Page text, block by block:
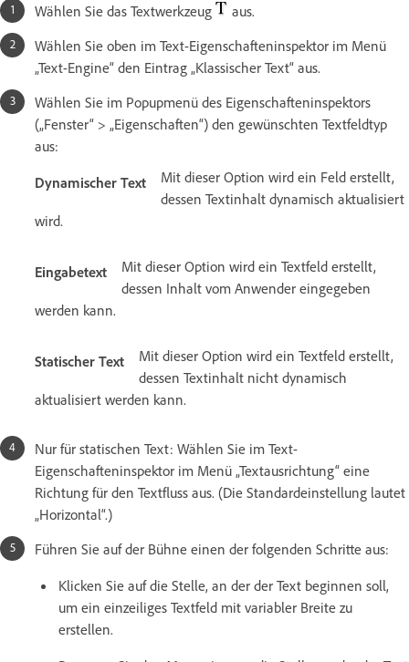
Wählen Sie das Textwerkzeug
aus.
Wählen Sie oben im Text-Eigenschafteninspektor im Menü
„Text-Engine“ den Eintrag „Klassischer Text“ aus.
Wählen Sie im Popupmenü des Eigenschafteninspektors
(„Fenster“ > „Eigenschaften“) den gewünschten Textfeldtyp
aus:
Dynamischer Text
Mit dieser Option wird ein Feld erstellt,
dessen Textinhalt dynamisch aktualisiert
wird.
Eingabetext
Mit dieser Option wird ein Textfeld erstellt,
dessen Inhalt vom Anwender eingegeben
werden kann.
Statischer Text
Mit dieser Option wird ein Textfeld erstellt,
dessen Textinhalt nicht dynamisch
aktualisiert werden kann.
Nur für statischen Text: Wählen Sie im Text-
Eigenschafteninspektor im Menü „Textausrichtung“ eine
Richtung für den Textfluss aus. (Die Standardeinstellung lautet
„Horizontal“.)
Führen Sie auf der Bühne einen der folgenden Schritte aus:
Klicken Sie auf die Stelle, an der der Text beginnen soll,
um ein einzeiliges Textfeld mit variabler Breite zu
erstellen.